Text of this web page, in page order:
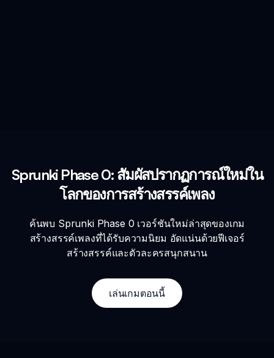
Sprunki Phase 0: สัมผัสปรากฏการณ์ใหม่ใน
โลกของการสร้างสรรค์เพลง
ค้นพบ Sprunki Phase 0 เวอร์ชันใหม่ล่าสุดของเกม
สร้างสรรค์เพลงที่ได้รับความนิยม อัดแน่นด้วยฟีเจอร์
สร้างสรรค์และตัวละครสนุกสนาน
เล่นเกมตอนนี้